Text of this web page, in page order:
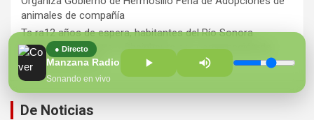
● Directo
Sonando en vivo
animales de compañía
Ts ra12 años de espera, habitantes del Río Sonora
agradecen a Durazo y Sheinbaum por construcción de
Hospital Regional
De Noticias